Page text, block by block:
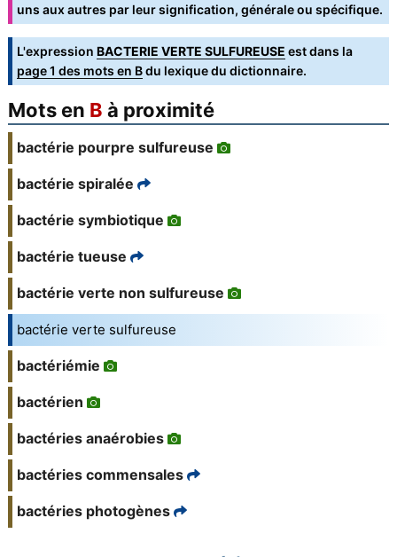
uns aux autres par leur signification, générale ou spécifique.
L'expression BACTERIE VERTE SULFUREUSE est dans la
page 1 des mots en Bdu lexique du dictionnaire.
Mots en B à proximité
bactérie pourpre sulfureuse
bactérie spiralée
bactérie symbiotique
bactérie tueuse
bactérie verte non sulfureuse
bactérie verte sulfureuse
bactériémie
bactérien
bactéries anaérobies
bactéries commensales
bactéries photogènes